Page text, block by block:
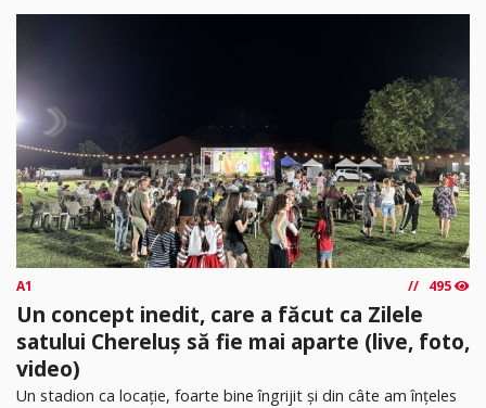
A1 495
Un concept inedit, care a făcut ca Zilele
satului Chereluș să fie mai aparte (live, foto,
video)
Un stadion ca locație, foarte bine îngrijit și din câte am înțeles